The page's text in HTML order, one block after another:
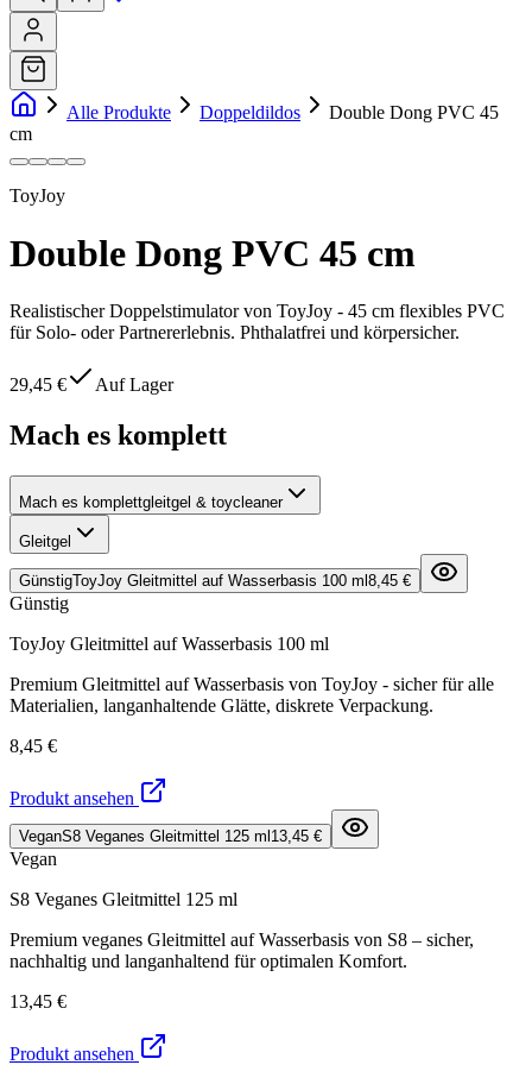
Alle Produkte Doppeldildos
Double Dong PVC 45
cm
ToyJoy
Double Dong PVC 45 cm
Realistischer Doppelstimulator von ToyJoy - 45 cm flexibles PVC
für Solo- oder Partnererlebnis. Phthalatfrei und körpersicher.
29,45 € Auf Lager
Mach es komplett
Mach es komplettgleitgel & toycleaner
Gleitgel
GünstigToyJoy Gleitmittel auf Wasserbasis 100 ml 8,45 €
Günstig
ToyJoy Gleitmittel auf Wasserbasis 100 ml
Premium Gleitmittel auf Wasserbasis von ToyJoy - sicher für alle
Materialien, langanhaltende Glätte, diskrete Verpackung.
8,45 €
Produkt ansehen
VeganS8 Veganes Gleitmittel 125 ml 13,45 €
Vegan
S8 Veganes Gleitmittel 125 ml
Premium veganes Gleitmittel auf Wasserbasis von S8 – sicher,
nachhaltig und langanhaltend für optimalen Komfort.
13,45 €
Produkt ansehen